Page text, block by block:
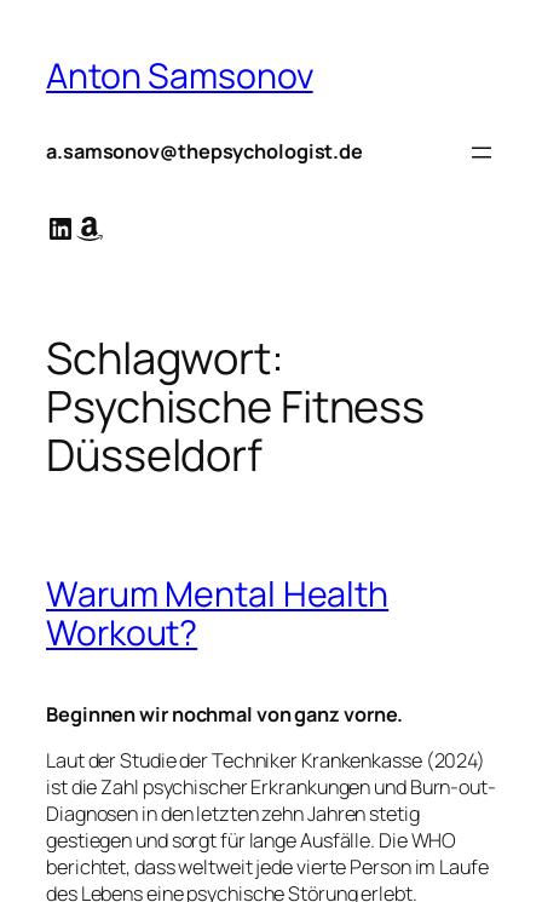
springen
Anton Samsonov
a.samsonov@thepsychologist.de
LinkedIn
Amazon
Schlagwort:
Psychische Fitness
Düsseldorf
Warum Mental Health
Workout?
Beginnen wir nochmal von ganz vorne.
Laut der Studie der Techniker Krankenkasse (2024)
ist die Zahl psychischer Erkrankungen und Burn-out-
Diagnosen in den letzten zehn Jahren stetig
gestiegen und sorgt für lange Ausfälle. Die WHO
berichtet, dass weltweit jede vierte Person im Laufe
des Lebens eine psychische Störung erlebt.